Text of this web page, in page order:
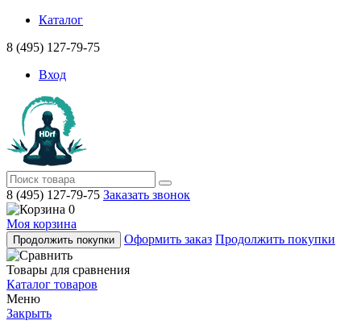
Каталог
8 (495) 127-79-75
Вход
8 (495) 127-79-75 Заказать звонок
0
Моя корзина
Продолжить покупки Оформить заказ Продолжить покупки
Товары для сравнения
Каталог товаров
Меню
Закрыть